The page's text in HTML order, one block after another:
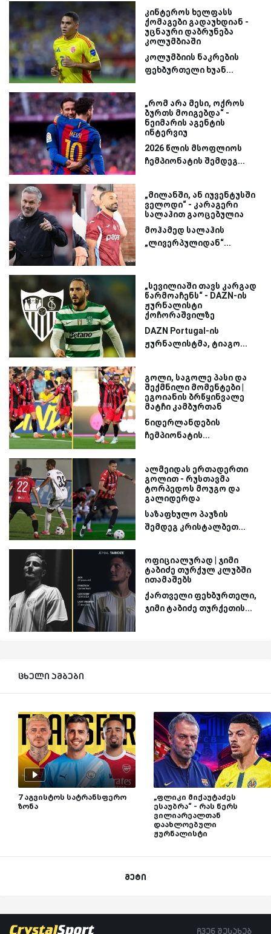
კინტეროს ხელფასს
ქომაგები გადაუხდიან -
უცნაური დაბრუნება
კოლუმბიაში
კოლუმბიის ნაკრების
ფეხბურთელი ხუან...
„რომ არა მესი, ოქროს
ბურთს მოიგებდა“ -
ნეიმარის აგენტის
ინტერვიუ
2026 წლის მსოფლიოს
ჩემპიონატის შემდეგ...
„მილანში, ან იუვენტუსში
ველოდი“ - კარაგერი
სალაჰით გაოცებულია
მოჰამედ სალაჰის
„ლივერპულიდან“...
„სევილიაში თავს კარგად
წარმოაჩენს“ - DAZN-ის
ჟურნალისტი
ქოჩორაშვილზე
DAZN Portugal-ის
ჟურნალისტმა, ტიაგო...
გოლი, საგოლე პასი და
შექმნილი მომენტები |
ეგოიანის ბრწყინვალე
მატჩი კამბურთან
ნიდერლანდების
ჩემპიონატის...
ალმეიდას ერთადერთი
გოლით - რუსთავმა
ტორპედოს მოუგო და
გალიდერდა
საზაფხულო პაუზის
შემდეგ კრისტალბეთ...
ოფიციალურად | ჯიმი
ტაბიძე თურქულ კლუბში
ითამაშებს
ქართველი ფეხბურთელი,
ჯიმი ტაბიძე თურქეთის...
ცხელი ამბები
7 აგვისტოს სატრანსფერო
ზონა
„ფლიკი მიქაუტაძეს
ესაუბრა“ - რას წერს
ვილიარეალთან
დაახლოებული
ჟურნალისტი
მეტი
ჩვენ შესახებ